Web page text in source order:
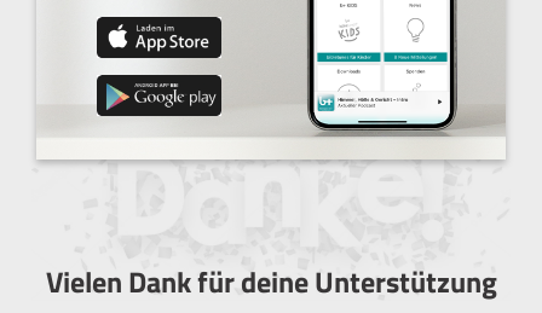
Vielen Dank für deine Unterstützung